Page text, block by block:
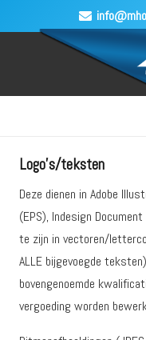
Logo’s/teksten
Deze dienen in Adobe
(EPS), Indesign
te zijn in vectoren/
ALLE bijgevoegde
bovengenoemde
vergoeding worden